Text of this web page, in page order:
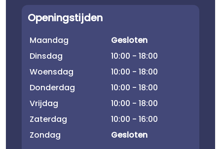
Openingstijden
Maandag
Gesloten
Dinsdag
10:00 - 18:00
Woensdag
10:00 - 18:00
Donderdag
10:00 - 18:00
Vrijdag
10:00 - 18:00
Zaterdag
10:00 - 16:00
Zondag
Gesloten